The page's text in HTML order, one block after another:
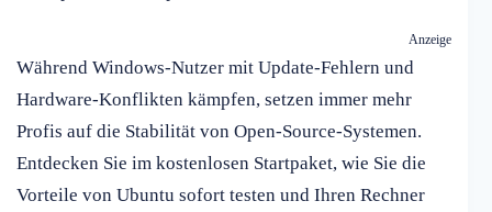
Anzeige
Während Windows-Nutzer mit Update-Fehlern und
Hardware-Konflikten kämpfen, setzen immer mehr
Profis auf die Stabilität von Open-Source-Systemen.
Entdecken Sie im kostenlosen Startpaket, wie Sie die
Vorteile von Ubuntu sofort testen und Ihren Rechner